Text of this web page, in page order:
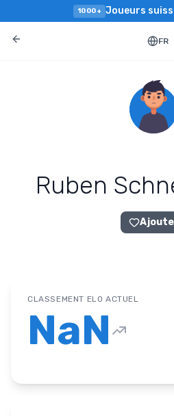
1000+ Joueurs
FR
Ruben
CLASSEMENT ELO ACTUEL
NaN